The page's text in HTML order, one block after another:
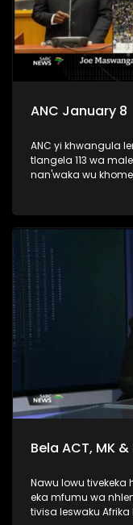
ANC January 8
ANC yi khwangula
tlangela 113 wa
nan'waka wu
Bela ACT, MK &
Nawu lowu tivekeka
eka mfumu wa
tivisa leswaku